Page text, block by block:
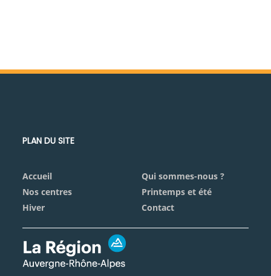
PLAN DU SITE
Accueil
Qui sommes-nous ?
Nos centres
Printemps et été
Hiver
Contact